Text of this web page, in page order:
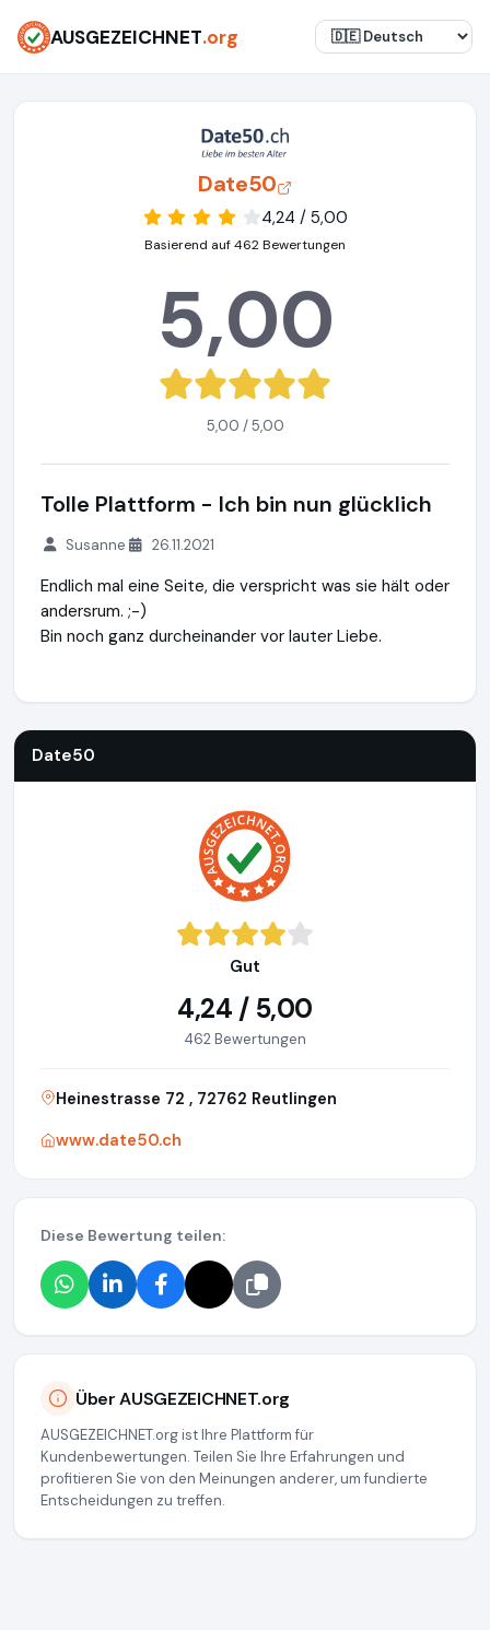
AUSGEZEICHNET.org
Date50
4,24 / 5,00
Basierend auf 462 Bewertungen
5,00
5,00 / 5,00
Tolle Plattform - Ich bin nun glücklich
Susanne 26.11.2021
Endlich mal eine Seite, die verspricht was sie hält oder
andersrum. ;-)
Bin noch ganz durcheinander vor lauter Liebe.
Date50
Gut
4,24 / 5,00
462 Bewertungen
Heinestrasse 72 , 72762 Reutlingen
www.date50.ch
Diese Bewertung teilen:
Über AUSGEZEICHNET.org
AUSGEZEICHNET.org ist Ihre Plattform für
Kundenbewertungen. Teilen Sie Ihre Erfahrungen und
profitieren Sie von den Meinungen anderer, um fundierte
Entscheidungen zu treffen.